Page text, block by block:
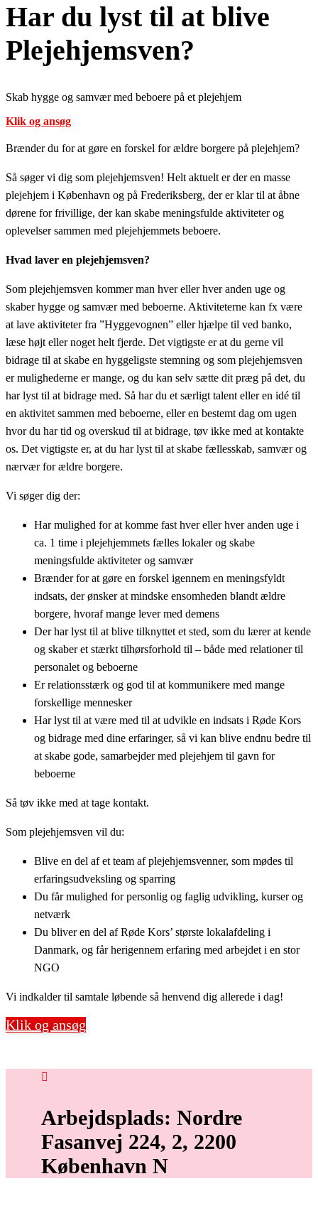
Har du lyst til at blive
Plejehjemsven?
Skab hygge og samvær med beboere på et plejehjem
Klik og ansøg
Brænder du for at gøre en forskel for ældre borgere på plejehjem?
Så søger vi dig som plejehjemsven! Helt aktuelt er der en masse
plejehjem i København og på Frederiksberg, der er klar til at åbne
dørene for frivillige, der kan skabe meningsfulde aktiviteter og
oplevelser sammen med plejehjemmets beboere.
Hvad laver en plejehjemsven?
Som plejehjemsven kommer man hver eller hver anden uge og
skaber hygge og samvær med beboerne. Aktiviteterne kan fx være
at lave aktiviteter fra ”Hyggevognen” eller hjælpe til ved banko,
læse højt eller noget helt fjerde. Det vigtigste er at du gerne vil
bidrage til at skabe en hyggeligste stemning og som plejehjemsven
er mulighederne er mange, og du kan selv sætte dit præg på det, du
har lyst til at bidrage med. Så har du et særligt talent eller en idé til
en aktivitet sammen med beboerne, eller en bestemt dag om ugen
hvor du har tid og overskud til at bidrage, tøv ikke med at kontakte
os. Det vigtigste er, at du har lyst til at skabe fællesskab, samvær og
nærvær for ældre borgere.
Vi søger dig der:
Har mulighed for at komme fast hver eller hver anden uge i
ca. 1 time i plejehjemmets fælles lokaler og skabe
meningsfulde aktiviteter og samvær
Brænder for at gøre en forskel igennem en meningsfyldt
indsats, der ønsker at mindske ensomheden blandt ældre
borgere, hvoraf mange lever med demens
Der har lyst til at blive tilknyttet et sted, som du lærer at kende
og skaber et stærkt tilhørsforhold til – både med relationer til
personalet og beboerne
Er relationsstærk og god til at kommunikere med mange
forskellige mennesker
Har lyst til at være med til at udvikle en indsats i Røde Kors
og bidrage med dine erfaringer, så vi kan blive endnu bedre til
at skabe gode, samarbejder med plejehjem til gavn for
beboerne
Så tøv ikke med at tage kontakt.
Som plejehjemsven vil du:
Blive en del af et team af plejehjemsvenner, som mødes til
erfaringsudveksling og sparring
Du får mulighed for personlig og faglig udvikling, kurser og
netværk
Du bliver en del af Røde Kors’ største lokalafdeling i
Danmark, og får herigennem erfaring med arbejdet i en stor
NGO
Vi indkalder til samtale løbende så henvend dig allerede i dag!
Klik og ansøg
Arbejdsplads: Nordre
Fasanvej 224, 2, 2200
København N